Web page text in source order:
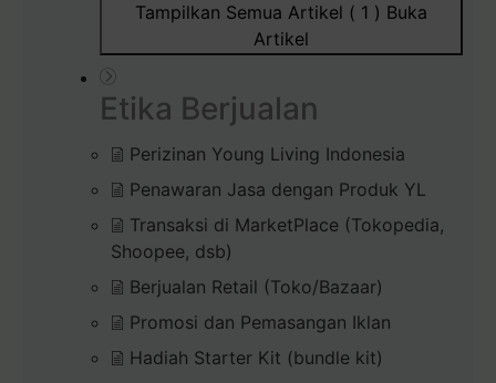
Tampilkan Semua Artikel ( 1 ) Buka
Artikel
Etika Berjualan
Perizinan Young Living Indonesia
Penawaran Jasa dengan Produk YL
Transaksi di MarketPlace (Tokopedia,
Shoopee, dsb)
Berjualan Retail (Toko/Bazaar)
Promosi dan Pemasangan Iklan
Hadiah Starter Kit (bundle kit)